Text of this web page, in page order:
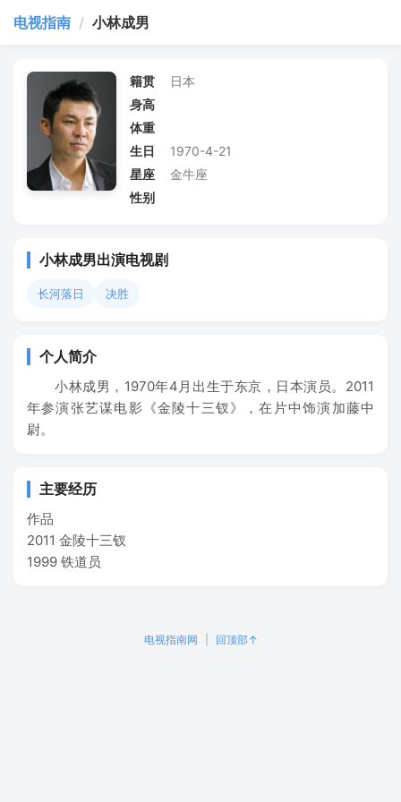
电视指南 / 小林成男
籍贯
日本
身高
体重
生日
1970-4-21
星座
金牛座
性别
小林成男出演电视剧
长河落日 决胜
个人简介
小林成男，1970年4月出生于东京，日本演员。2011
年参演张艺谋电影《金陵十三钗》，在片中饰演加藤中
尉。
主要经历
作品
2011 金陵十三钗
1999 铁道员
电视指南网 回顶部↑